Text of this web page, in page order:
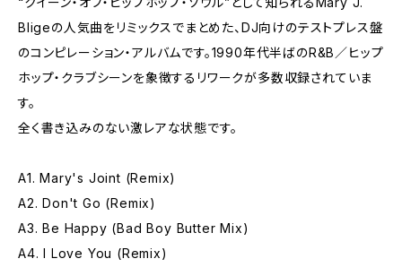
Bligeの人気曲をリミックスでまとめた、DJ向けのテストプレス盤
のコンピレーション・アルバムです。1990年代半ばのR&B／ヒップ
ホップ・クラブシーンを象徴するリワークが多数収録されていま
す。
全く書き込みのない激レアな状態です。
A1. Mary's Joint (Remix)
A2. Don't Go (Remix)
A3. Be Happy (Bad Boy Butter Mix)
A4. I Love You (Remix)